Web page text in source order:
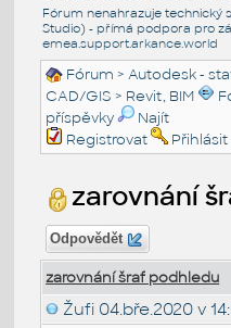
Fórum nenahrazuje technický
Studio) - přímá podpora pro
emea.support.arkance.world
Fórum >Autodesk -
CAD/GIS > Revit, BIM
příspěvky
Najít
Registrovat
Přihlásit
zarovnání
Odpovědět
zarovnání šraf podhledu
Žufi 04.bře.2020 v